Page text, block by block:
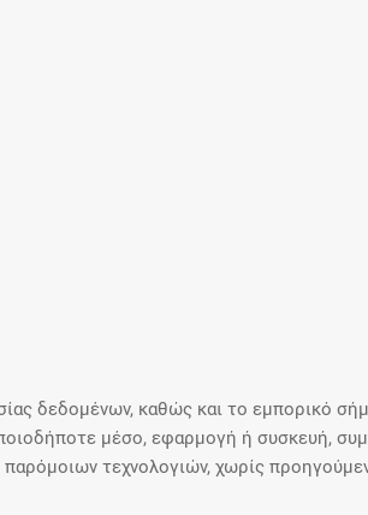
δεδομένων, καθώς και το εμπορικό
μέσο, εφαρμογή ή συσκευή,
τεχνολογιών, χωρίς